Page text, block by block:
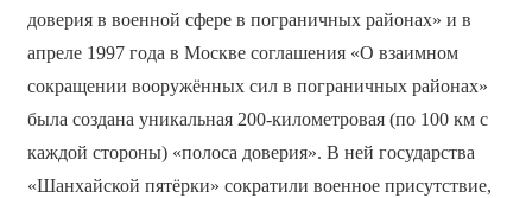
доверия в военной сфере в пограничных районах» и в
апреле 1997 года в Москве соглашения «О взаимном
сокращении вооружённых сил в пограничных районах»
была создана уникальная 200-километровая (по 100 км с
каждой стороны) «полоса доверия». В ней государства
«Шанхайской пятёрки» сократили военное присутствие,